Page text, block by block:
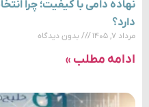
نهاده دامی با کیفیت؛ چرا
دارد؟
مرداد ۷, ۱۴۰۵ بدون دیدگاه
ادامه مطلب »